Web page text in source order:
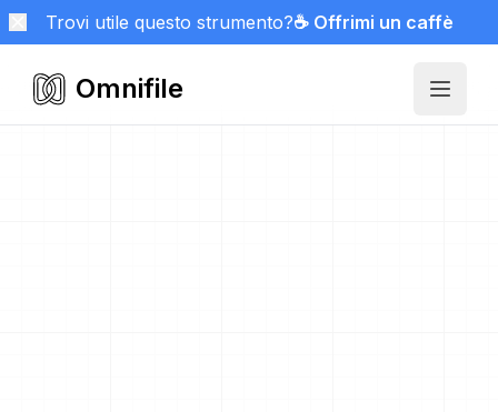
Trovi utile questo strumento?☕ Offrimi un caffè
Omnifile